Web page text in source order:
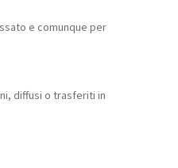
e comunque per
diffusi o trasferiti in